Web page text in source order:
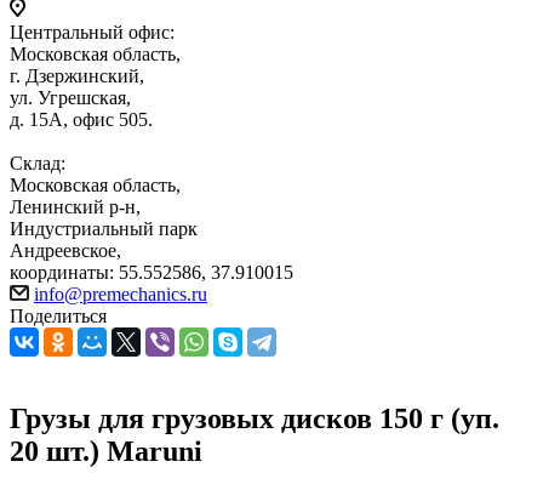
Центральный офис:
Московская область,
г. Дзержинский,
ул. Угрешская,
д. 15А, офис 505.
Склад:
Московская область,
Ленинский р-н,
Индустриальный парк
Андреевское,
координаты: 55.552586, 37.910015
info@premechanics.ru
Поделиться
Грузы для грузовых дисков 150 г (уп.
20 шт.) Maruni